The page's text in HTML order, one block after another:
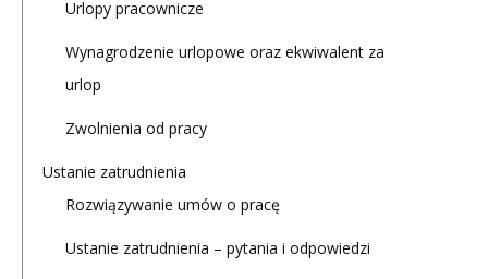
Urlopy pracownicze
Wynagrodzenie urlopowe oraz ekwiwalent za
urlop
Zwolnienia od pracy
Ustanie zatrudnienia
Rozwiązywanie umów o pracę
Ustanie zatrudnienia – pytania i odpowiedzi